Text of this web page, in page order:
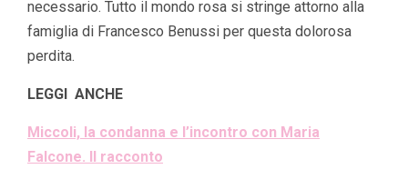
necessario. Tutto il mondo rosa si stringe attorno alla
famiglia di Francesco Benussi per questa dolorosa
perdita.
LEGGI ANCHE
Miccoli, la condanna e l’incontro con Maria
Falcone. Il racconto